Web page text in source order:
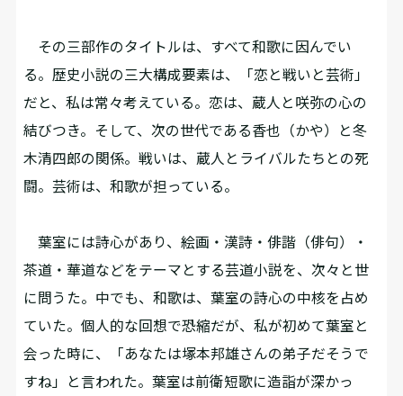
その三部作のタイトルは、すべて和歌に因んでい
る。歴史小説の三大構成要素は、「恋と戦いと芸術」
だと、私は常々考えている。恋は、蔵人と咲弥の心の
結びつき。そして、次の世代である香也（かや）と冬
木清四郎の関係。戦いは、蔵人とライバルたちとの死
闘。芸術は、和歌が担っている。
葉室には詩心があり、絵画・漢詩・俳諧（俳句）・
茶道・華道などをテーマとする芸道小説を、次々と世
に問うた。中でも、和歌は、葉室の詩心の中核を占め
ていた。個人的な回想で恐縮だが、私が初めて葉室と
会った時に、「あなたは塚本邦雄さんの弟子だそうで
すね」と言われた。葉室は前衛短歌に造詣が深かっ